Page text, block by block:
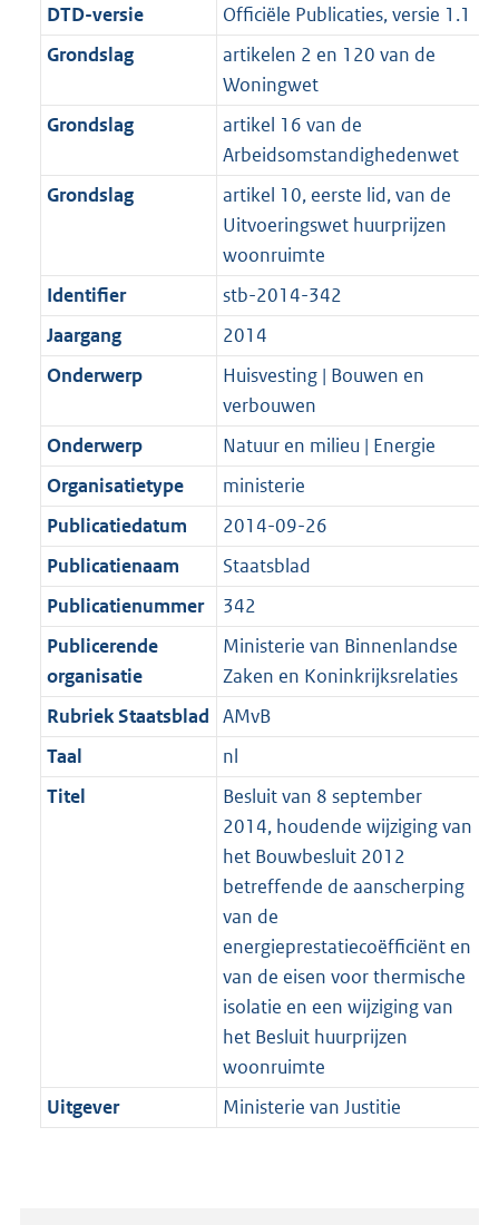
t
a
t
a
a
2
K
b
:
2
K
b
DTD-versie
Officiële Publicaties, versie 1.1
Grondslag
artikelen 2 en 120 van de
Woningwet
Grondslag
artikel 16 van de
Arbeidsomstandighedenwet
Grondslag
artikel 10, eerste lid, van de
Uitvoeringswet huurprijzen
woonruimte
Identifier
stb-2014-342
Jaargang
2014
Onderwerp
Huisvesting | Bouwen en
verbouwen
Onderwerp
Natuur en milieu | Energie
Organisatietype
ministerie
Publicatiedatum
2014-09-26
Publicatienaam
Staatsblad
Publicatienummer
342
Publicerende
organisatie
Ministerie van Binnenlandse
Zaken en Koninkrijksrelaties
Rubriek Staatsblad AMvB
Taal
nl
Titel
Besluit van 8 september
2014, houdende wijziging van
het Bouwbesluit 2012
betreffende de aanscherping
van de
energieprestatiecoëfficiënt en
van de eisen voor thermische
isolatie en een wijziging van
het Besluit huurprijzen
woonruimte
Uitgever
Ministerie van Justitie